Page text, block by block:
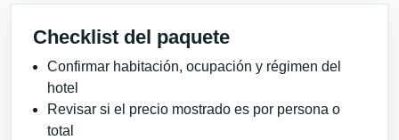
Checklist del paquete
Confirmar habitación, ocupación y régimen del
hotel
Revisar si el precio mostrado es por persona o
total